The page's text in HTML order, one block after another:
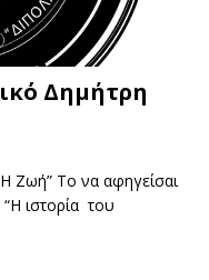
Δημήτρη
Ζωή” Το να αφηγείσαι
“Η ιστορία του